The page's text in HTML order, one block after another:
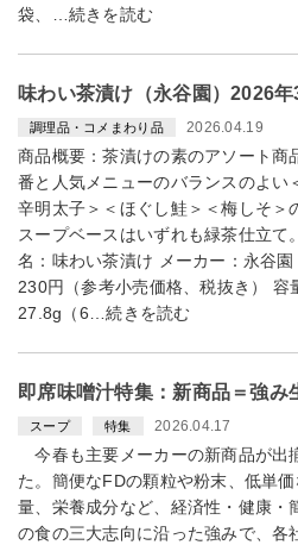
袋、…続きを読む
味わい茶漬け（永谷園）2026
調理品・コメまわり品 2026.04.19
商品概要：茶漬けの素のアソート商
番と人気メニューのバランスのよい
辛明太子＞＜ほぐし鮭＞＜梅しそ＞
スープベースはいずれも緑茶仕立て
名：味わい茶漬け メーカー：永谷園
230円（参考小売価格、税抜き） 容
27.8g（6…続きを読む
即席味噌汁特集：新商品＝強み
スープ 特集 2026.04.17
今春も主要メーカーの新商品が出
た。簡便なFDの顆粒や粉末、低単価
量、栄養成分など、経済性・健康・
の食の三大志向に沿った強みで、各